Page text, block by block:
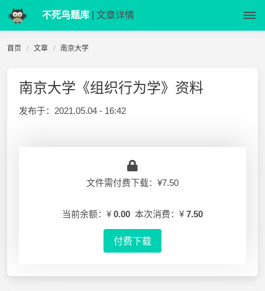
不死鸟题库 | 文章详情
首页 文章 南京大学
南京大学《组织行为学》资料
发布于： 2021.05.04 - 16:42
文件需付费下载：¥7.50
当前余额：¥ 0.00 本次消费：¥ 7.50
付费下载